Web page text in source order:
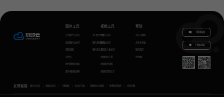
图片工具
在线图片去水印
在线图片加水印
智能抠图
证件照
图片模糊变清晰
图片模糊变清晰
GIF图片生成
图片无损放大
图片转文字
视频工具
视频去水印
视频加水印
视频怎么去水印
视频提取下载
视频格式转换
视频语音转文字
帮助
水印云教程
关于水印云
联系我们
代理推广
下载电脑版
下载移动端
友情链接 图片去水印 视频去水印 一键抠图 去水印下载 视频转文字提取 免费配音软件 声音克隆